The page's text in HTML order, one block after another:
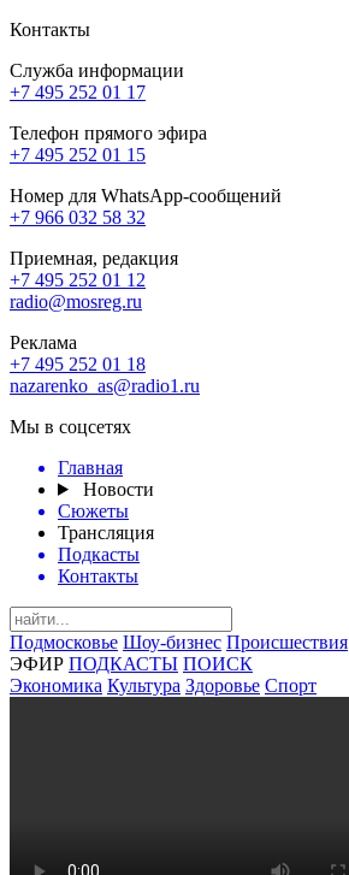
Контакты
Служба информации
+7 495 252 01 17
Телефон прямого эфира
+7 495 252 01 15
Номер для WhatsApp-сообщений
+7 966 032 58 32
Приемная, редакция
+7 495 252 01 12
radio@mosreg.ru
Реклама
+7 495 252 01 18
nazarenko_as@radio1.ru
Мы в соцсетях
Главная
Новости
Сюжеты
Трансляция
Подкасты
Контакты
Подмосковье Шоу-бизнес Происшествия
ЭФИР ПОДКАСТЫ ПОИСК
Экономика Культура Здоровье Спорт